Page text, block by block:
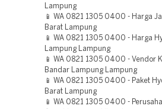
Lampung
📱 WA 0821 1305 0400 - Harga
Barat Lampung
📱 WA 0821 1305 0400 - Harga
Lampung Lampung
📱 WA 0821 1305 0400 - Vendor
Bandar Lampung Lampung
📱 WA 0821 1305 0400 - Paket
Barat Lampung
📱 WA 0821 1305 0400 -